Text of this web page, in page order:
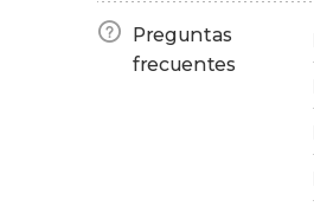
Preguntas
frecuentes